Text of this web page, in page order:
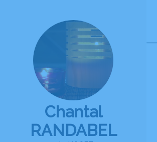
Chantal
RANDABEL